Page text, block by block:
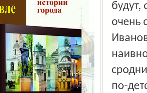
будут,
очень
по-